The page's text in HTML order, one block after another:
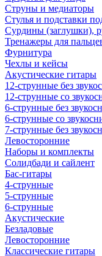
Струны и медиаторы
Стулья и подставки
Сурдины (заглушки),
Тренажеры для
Фурнитура
Чехлы и кейсы
Акустические гитары
12-струнные без
12-струнные со
6-струнные без
6-струнные со
7-струнные без
Левосторонние
Наборы и комплекты
Солидбади и сайлент
Бас-гитары
4-струнные
5-струнные
6-струнные
Акустические
Безладовые
Левосторонние
Классические гитары